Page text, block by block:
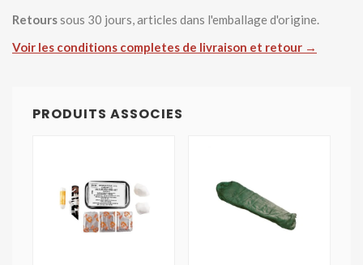
Retourssous 30 jours, articles dans l'emballage d'origine.
Voir les conditions completes de livraison et retour →
PRODUITS ASSOCIES